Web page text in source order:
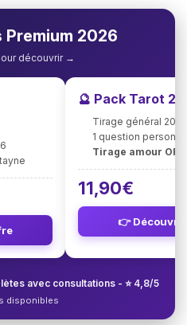
Premium 2026
découvrir →
🔮 Pack Tarot
Tirage général 2026
1 question
Tirage amour
11,90€
👉
avec consultations - ⭐ 4,8/5
disponibles